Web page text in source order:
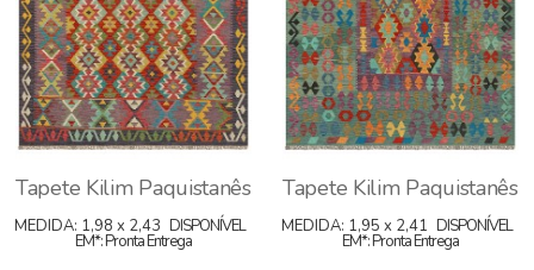
Tapete Kilim Paquistanês
MEDIDA: 1,98 x 2,43 DISPONÍVEL
EM*: Pronta Entrega
Tapete Kilim Paquistanês
MEDIDA: 1,95 x 2,41 DISPONÍVEL
EM*: Pronta Entrega